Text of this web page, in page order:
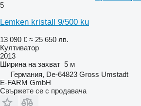
5
Lemken kristall 9/500 ku
13 090 € ≈ 25 650 лв.
Култиватор
2013
Ширина на захват 5 м
Германия, De-64823 Gross Umstadt
E-FARM GmbH
Свържете се с продавача